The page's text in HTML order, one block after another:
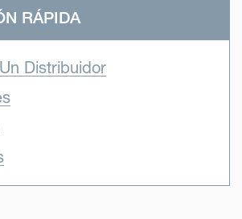
RÁPIDA
Distribuidor